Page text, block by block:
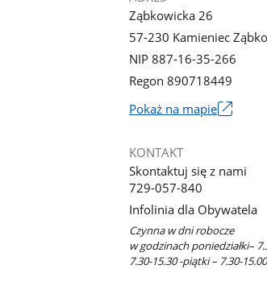
Ząbkowicka 26
57-230 Kamieniec
NIP 887-16-35-266
Regon 890718449
Pokaż na mapieLink
nowym
KONTAKT
Skontaktuj się z nami
729-057-840
Infolinia dla Obywatela
Czynna w dni robocze
w godzinach poniedziałki–
7.30-15.30 -piątki – 7.30-15.00